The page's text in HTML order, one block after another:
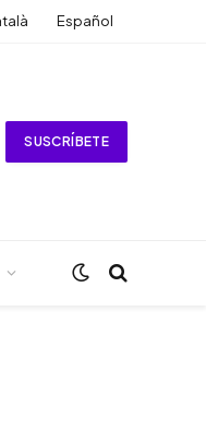
Español
SUSCRÍBETE